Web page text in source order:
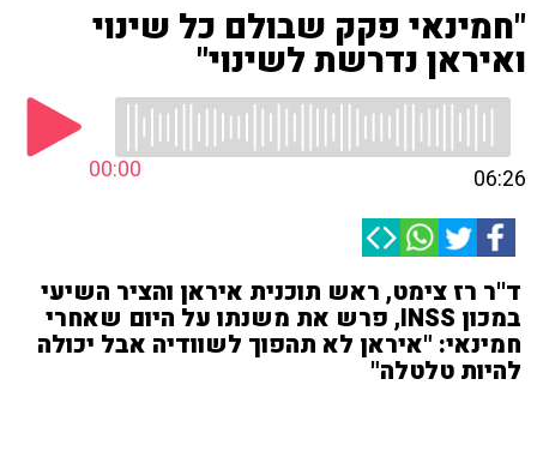
"חמינאי פקק שבולם כל שינוי
ואיראן נדרשת לשינוי"
00:00 06:26
ד''ר רז צימט, ראש תוכנית איראן והציר השיעי
במכון INSS, פרש את משנתו על היום שאחרי
חמינאי: "איראן לא תהפוך לשוודיה אבל יכולה
להיות טלטלה"